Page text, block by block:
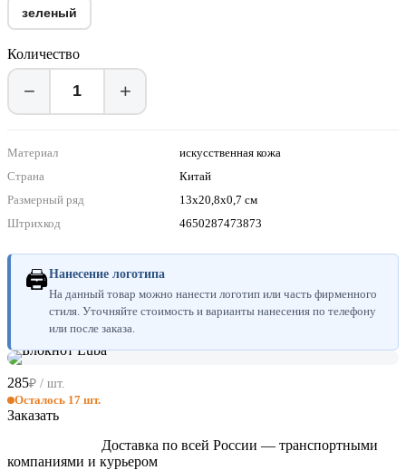
зеленый
Количество
− +
Материал
искусственная кожа
Страна
Китай
Размерный ряд
13х20,8х0,7 см
Штрихкод
4650287473873
🖨Нанесение логотипа
На данный товар можно нанести логотип или часть фирменного
стиля. Уточняйте стоимость и варианты нанесения по телефону
или после заказа.
285₽ / шт.
Осталось 17 шт.
Заказать
Доставка по всей России — транспортными
компаниями и курьером